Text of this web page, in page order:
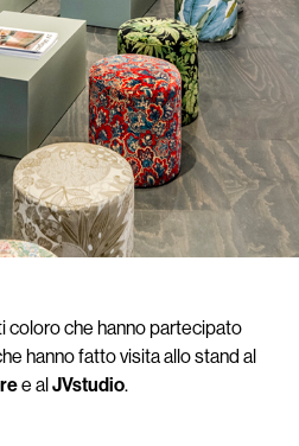
coloro che hanno partecipato
hanno fatto visita allo stand al
e alJVstudio.